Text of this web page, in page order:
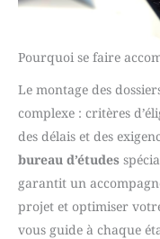
Pourquoi se faire
Le montage des
complexe : critères
des délais et des
bureau d’études
garantit un
projet et optimiser
vous guide à chaque